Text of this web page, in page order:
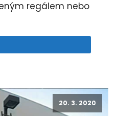
regálem nebo
20. 3. 2020